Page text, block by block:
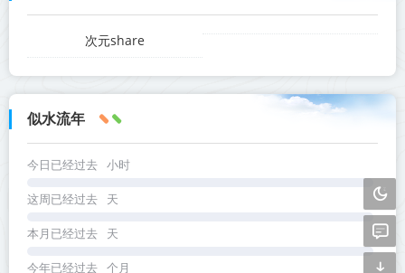
次元share
似水流年
今日已经过去 小时
这周已经过去 天
本月已经过去 天
今年已经过去 个月